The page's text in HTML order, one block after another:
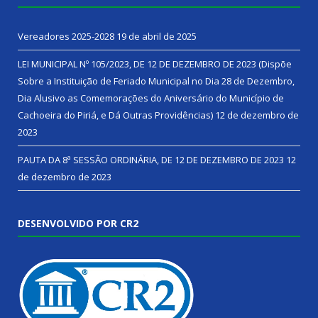
Vereadores 2025-2028 19 de abril de 2025
LEI MUNICIPAL Nº 105/2023, DE 12 DE DEZEMBRO DE 2023 (Dispõe
Sobre a Instituição de Feriado Municipal no Dia 28 de Dezembro,
Dia Alusivo as Comemorações do Aniversário do Município de
Cachoeira do Piriá, e Dá Outras Providências) 12 de dezembro de
2023
PAUTA DA 8ª SESSÃO ORDINÁRIA, DE 12 DE DEZEMBRO DE 2023 12
de dezembro de 2023
DESENVOLVIDO POR CR2